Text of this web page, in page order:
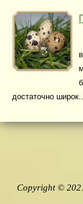
достаточно
Copyright ©